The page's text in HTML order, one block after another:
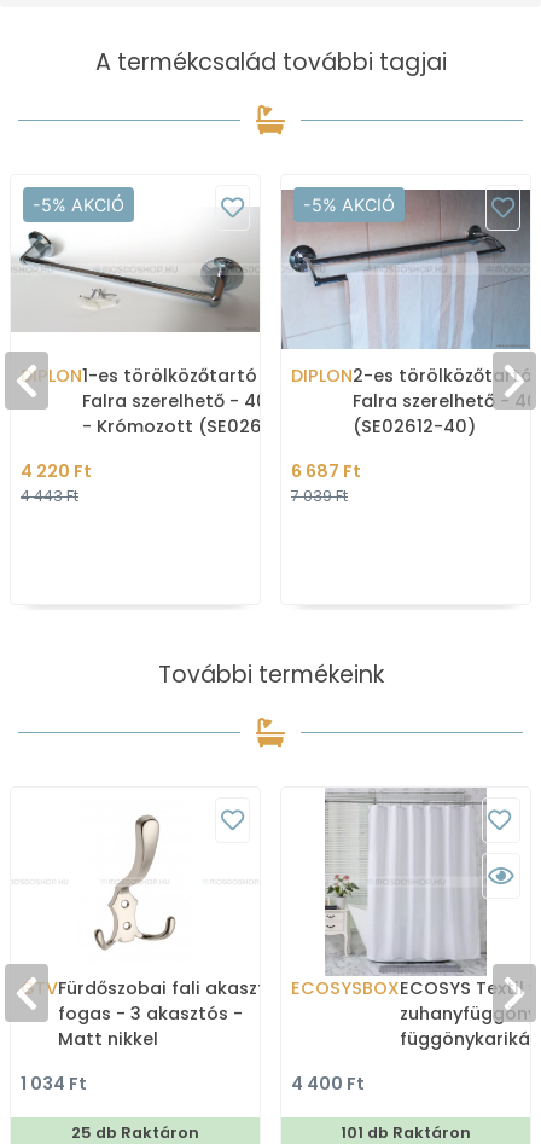
A termékcsalád további tagjai
-5% AKCIÓ
DIPLON1-es törölközőtartó -
Falra szerelhető - 40 cm
- Krómozott (SE02611-
4 220 Ft
4 443 Ft
-5% AKCIÓ
DIPLON2-es törölközőtartó
Falra szerelhető -
(SE02612-40)
6 687 Ft
7 039 Ft
További termékeink
GTVFürdőszobai fali akasztó,
fogas - 3 akasztós -
Matt nikkel
1 034 Ft
25 db Raktáron
ECOSYSBOXECOSYS Textil
zuhanyfüggöny
4 400 Ft
101 db Raktáron